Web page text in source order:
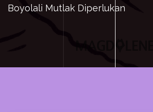
Boyolali Mutlak Diperlukan